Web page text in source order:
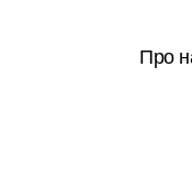
Про